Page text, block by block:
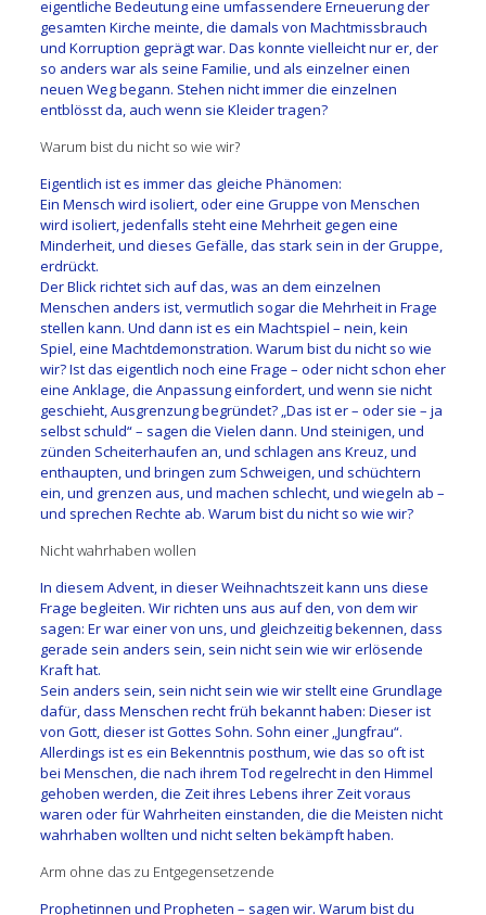
eigentliche Bedeutung eine umfassendere Erneuerung der
gesamten Kirche meinte, die damals von Machtmissbrauch
und Korruption geprägt war. Das konnte vielleicht nur er, der
so anders war als seine Familie, und als einzelner einen
neuen Weg begann. Stehen nicht immer die einzelnen
entblösst da, auch wenn sie Kleider tragen?
Warum bist du nicht so wie wir?
Eigentlich ist es immer das gleiche Phänomen:
Ein Mensch wird isoliert, oder eine Gruppe von Menschen
wird isoliert, jedenfalls steht eine Mehrheit gegen eine
Minderheit, und dieses Gefälle, das stark sein in der Gruppe,
erdrückt.
Der Blick richtet sich auf das, was an dem einzelnen
Menschen anders ist, vermutlich sogar die Mehrheit in Frage
stellen kann. Und dann ist es ein Machtspiel – nein, kein
Spiel, eine Machtdemonstration. Warum bist du nicht so wie
wir? Ist das eigentlich noch eine Frage – oder nicht schon eher
eine Anklage, die Anpassung einfordert, und wenn sie nicht
geschieht, Ausgrenzung begründet? „Das ist er – oder sie – ja
selbst schuld“ – sagen die Vielen dann. Und steinigen, und
zünden Scheiterhaufen an, und schlagen ans Kreuz, und
enthaupten, und bringen zum Schweigen, und schüchtern
ein, und grenzen aus, und machen schlecht, und wiegeln ab –
und sprechen Rechte ab. Warum bist du nicht so wie wir?
Nicht wahrhaben wollen
In diesem Advent, in dieser Weihnachtszeit kann uns diese
Frage begleiten. Wir richten uns aus auf den, von dem wir
sagen: Er war einer von uns, und gleichzeitig bekennen, dass
gerade sein anders sein, sein nicht sein wie wir erlösende
Kraft hat.
Sein anders sein, sein nicht sein wie wir stellt eine Grundlage
dafür, dass Menschen recht früh bekannt haben: Dieser ist
von Gott, dieser ist Gottes Sohn. Sohn einer „Jungfrau“.
Allerdings ist es ein Bekenntnis posthum, wie das so oft ist
bei Menschen, die nach ihrem Tod regelrecht in den Himmel
gehoben werden, die Zeit ihres Lebens ihrer Zeit voraus
waren oder für Wahrheiten einstanden, die die Meisten nicht
wahrhaben wollten und nicht selten bekämpft haben.
Arm ohne das zu Entgegensetzende
Prophetinnen und Propheten – sagen wir. Warum bist du